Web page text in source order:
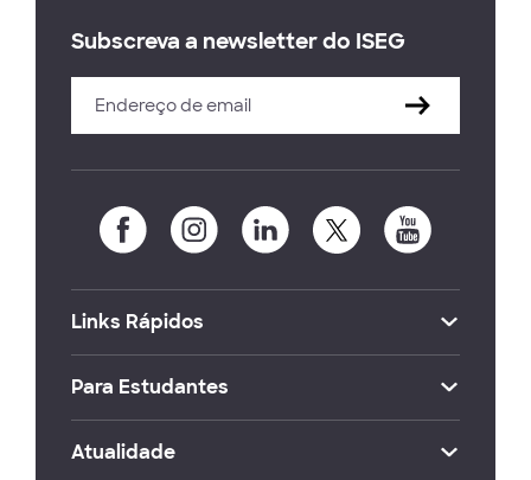
Subscreva a newsletter do ISEG
Links Rápidos
Para Estudantes
Atualidade